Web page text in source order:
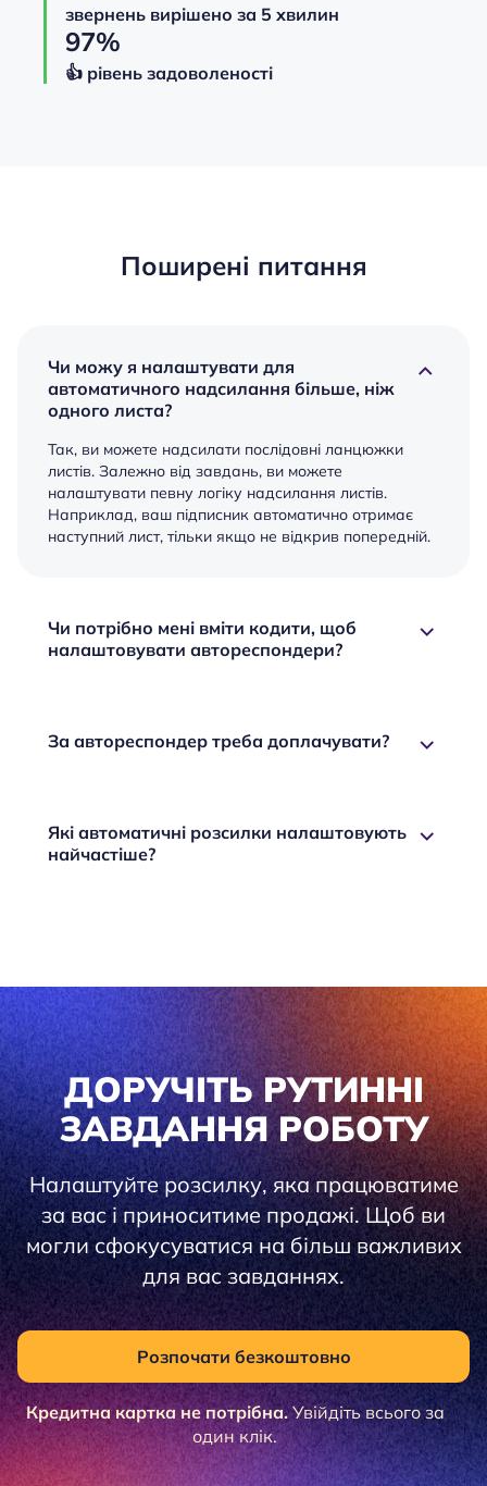
звернень вирішено за 5 хвилин
97%
👍️️️️️️ рівень задоволеності
Поширені питання
Чи можу я налаштувати для
автоматичного надсилання більше, ніж
одного листа?
Так, ви можете надсилати послідовні ланцюжки
листів. Залежно від завдань, ви можете
налаштувати певну логіку надсилання листів.
Наприклад, ваш підписник автоматично отримає
наступний лист, тільки якщо не відкрив попередній.
Чи потрібно мені вміти кодити, щоб
налаштовувати автореспондери?
За автореспондер треба доплачувати?
Які автоматичні розсилки налаштовують
найчастіше?
ДОРУЧІТЬ РУТИННІ
ЗАВДАННЯ РОБОТУ
Налаштуйте розсилку, яка працюватиме
за вас і приноситиме продажі. Щоб ви
могли сфокусуватися на більш важливих
для вас завданнях.
Розпочати безкоштовно
Кредитна картка не потрібна.Увійдіть всього за
один клік.